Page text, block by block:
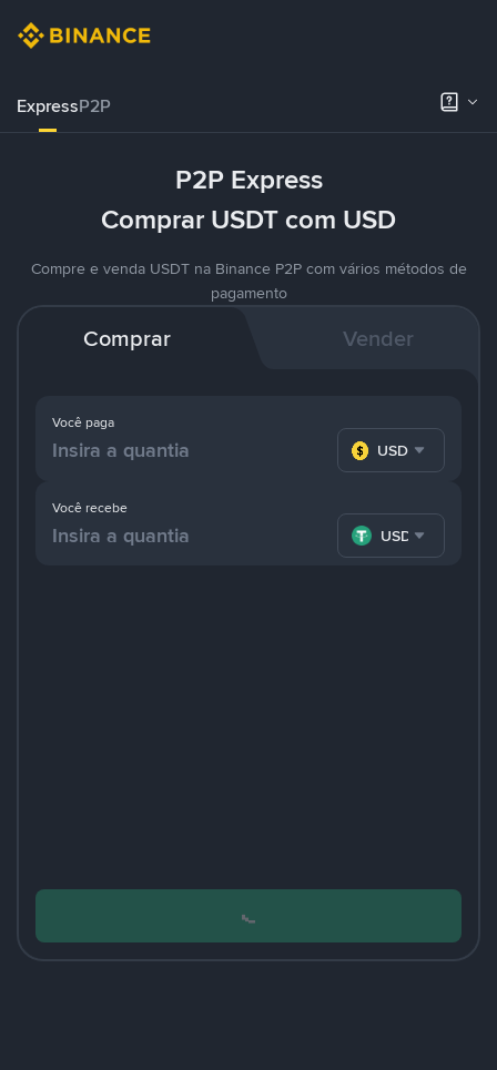
ExpressP2P
P2P Express
Comprar USDT com USD
Compre e venda USDT na Binance P2P com vários métodos de
pagamento
Comprar Vender
Você paga
USD
Você recebe
USDT